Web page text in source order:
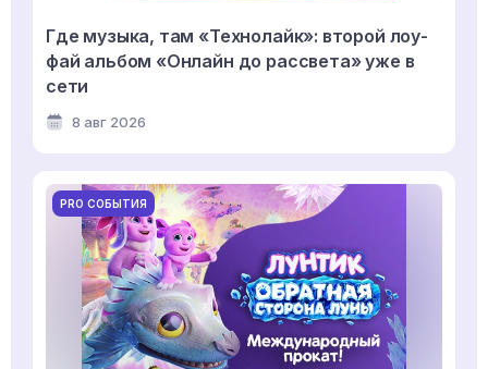
Где музыка, там «Технолайк»: второй лоу-
фай альбом «Онлайн до рассвета» уже в
сети
8 авг 2026
PRO СОБЫТИЯ